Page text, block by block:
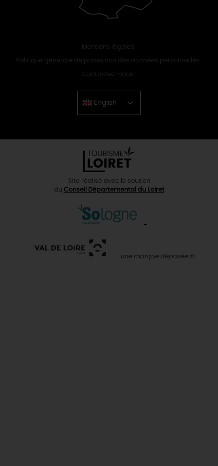
Mentions légales
Politique générale de protection des données personnelles
Contactez-nous
English
Chinese
Site réalisé avec le soutien
du Conseil Départemental du Loiret
une marque déposée ©